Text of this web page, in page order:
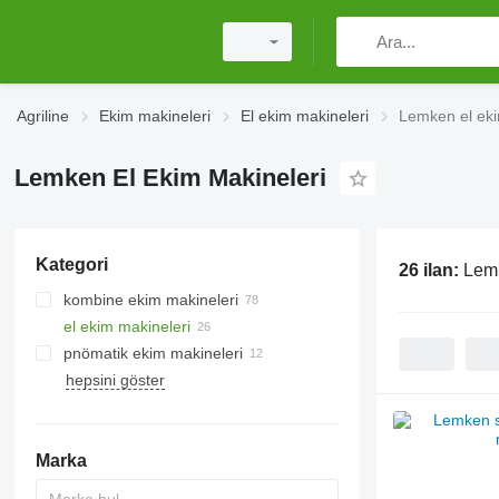
Agriline Ekim makineleri El ekim makineleri Lemken el
Lemken El Ekim Makineleri
Kategori
kombine ekim makineleri
el ekim makineleri
pnömatik ekim makineleri
hepsini göster
Marka
26 ilan: